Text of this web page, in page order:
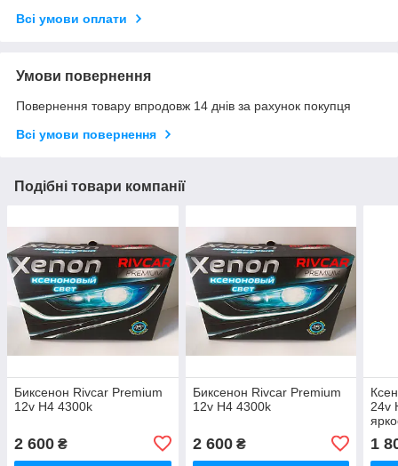
Всі умови оплати
Умови повернення
Повернення товару впродовж 14 днів за рахунок покупця
Всі умови повернення
Подібні товари компанії
Биксенон Rivcar Premium
12v H4 4300k
2 600 ₴
Биксенон Rivcar Premium
12v H4 4300k
2 600₴
24v
1